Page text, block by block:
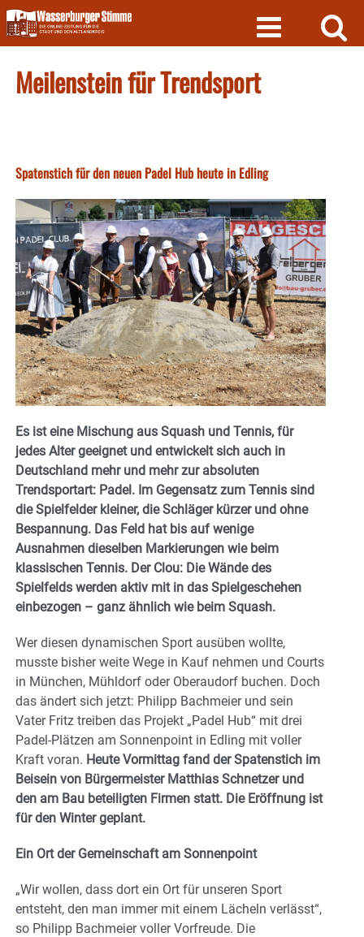
Skip
to
content
Meilenstein für Trendsport
Spatenstich für den neuen Padel Hub heute in Edling
Es ist eine Mischung aus Squash und Tennis, für
jedes Alter geeignet und entwickelt sich auch in
Deutschland mehr und mehr zur absoluten
Trendsportart: Padel. Im Gegensatz zum Tennis sind
die Spielfelder kleiner, die Schläger kürzer und ohne
Bespannung. Das Feld hat bis auf wenige
Ausnahmen dieselben Markierungen wie beim
klassischen Tennis. Der Clou: Die Wände des
Spielfelds werden aktiv mit in das Spielgeschehen
einbezogen – ganz ähnlich wie beim Squash.
Wer diesen dynamischen Sport ausüben wollte,
musste bisher weite Wege in Kauf nehmen und Courts
in München, Mühldorf oder Oberaudorf buchen. Doch
das ändert sich jetzt: Philipp Bachmeier und sein
Vater Fritz treiben das Projekt „Padel Hub“ mit drei
Padel-Plätzen am Sonnenpoint in Edling mit voller
Kraft voran. Heute Vormittag fand der Spatenstich im
Beisein von Bürgermeister Matthias Schnetzer und
den am Bau beteiligten Firmen statt. Die Eröffnung ist
für den Winter geplant.
Ein Ort der Gemeinschaft am Sonnenpoint
„Wir wollen, dass dort ein Ort für unseren Sport
entsteht, den man immer mit einem Lächeln verlässt“,
so Philipp Bachmeier voller Vorfreude. Die